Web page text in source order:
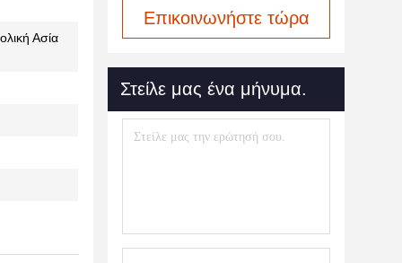
Ασία
Επικοινωνήστε τώρα
Στείλε μας ένα μήνυμα.